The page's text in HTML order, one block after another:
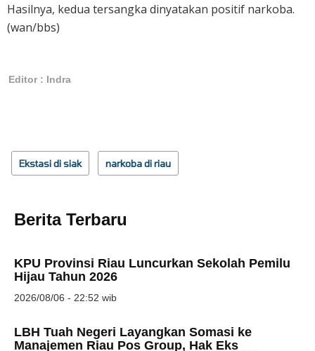
Hasilnya, kedua tersangka dinyatakan positif narkoba.
(wan/bbs)
Editor : Indra
Ekstasi di siak narkoba di riau
Berita Terbaru
KPU Provinsi Riau Luncurkan Sekolah Pemilu
Hijau Tahun 2026
2026/08/06 - 22:52 wib
LBH Tuah Negeri Layangkan Somasi ke
Manajemen Riau Pos Group, Hak Eks